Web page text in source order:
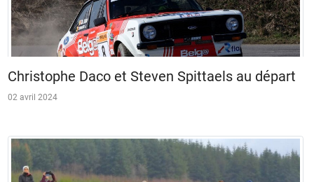
Christophe Daco et Steven Spittaels au départ
02 avril 2024